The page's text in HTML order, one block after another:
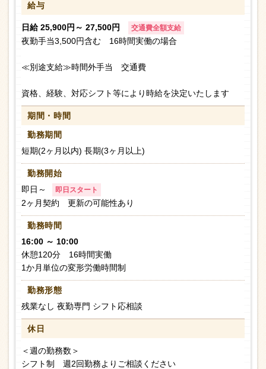
給与
日給 25,900円～ 27,500円 交通費全額支給
夜勤手当3,500円含む 16時間実働の場合
≪別途支給≫時間外手当 交通費
資格、経験、対応シフト等により時給を決定いたします
期間・時間
勤務期間
短期(2ヶ月以内) 長期(3ヶ月以上)
勤務開始
即日～
即日スタート
2ヶ月契約 更新の可能性あり
勤務時間
16:00 ～ 10:00
休憩120分 16時間実働
1か月単位の変形労働時間制
勤務形態
残業なし 夜勤専門 シフト応相談
休日
＜週の勤務数＞
シフト制 週2回勤務よりご相談ください